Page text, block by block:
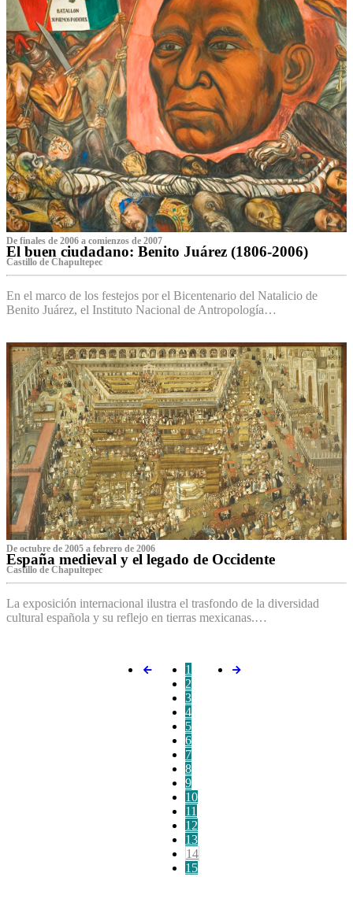
De finales de 2006 a comienzos de 2007
El buen ciudadano: Benito Juárez (1806-2006)
Castillo de Chapultepec
En el marco de los festejos por el Bicentenario del Natalicio de
Benito Juárez, el Instituto Nacional de Antropología…
De octubre de 2005 a febrero de 2006
España medieval y el legado de Occidente
Castillo de Chapultepec
La exposición internacional ilustra el trasfondo de la diversidad
cultural española y su reflejo en tierras mexicanas.…
1
2
3
4
5
6
7
8
9
10
11
12
13
14
15